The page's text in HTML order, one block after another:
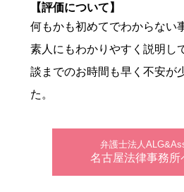
【評価について】
何もかも初めてでわからない
素人にもわかりやすく説明し
談までのお時間も早く不安が
た。
弁護士法人
名古屋法律事務所